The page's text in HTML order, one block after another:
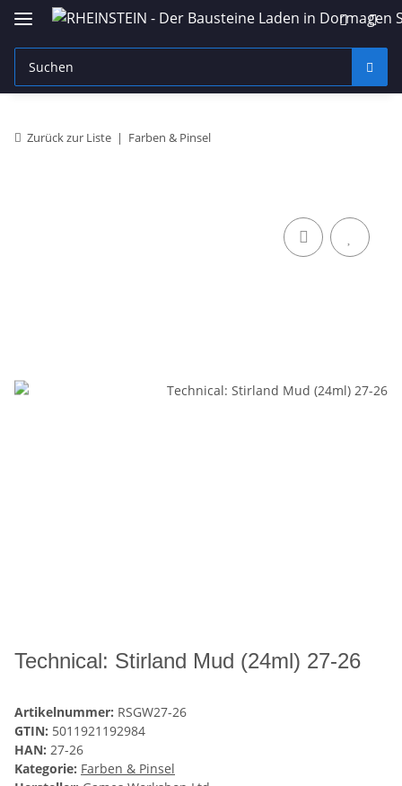
Zurück zur Liste Farben & Pinsel
Technical: Stirland Mud (24ml) 27-26
Artikelnummer: RSGW27-26
GTIN: 5011921192984
HAN: 27-26
Kategorie: Farben & Pinsel